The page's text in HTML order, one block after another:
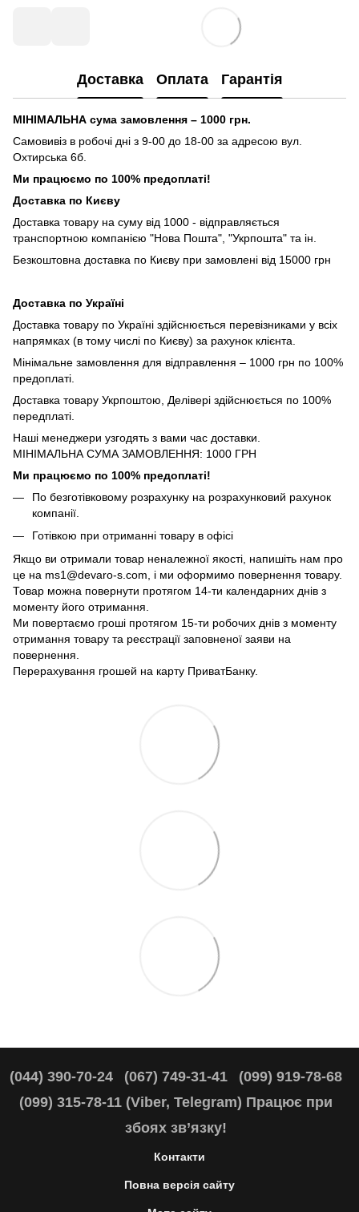
Доставка Оплата Гарантія
МІНІМАЛЬНА сума замовлення – 1000 грн.
Самовивіз в робочі дні з 9-00 до 18-00 за адресою вул.
Охтирська 6б.
Ми працюємо по 100% предоплаті!
Доставка по Києву
Доставка товару на суму від 1000 - відправляється
транспортною компанією "Нова Пошта", "Укрпошта" та ін.
Безкоштовна доставка по Києву при замовлені від 15000 грн
Доставка по Україні
Доставка товару по Україні здійснюється перевізниками у всіх
напрямках (в тому числі по Києву) за рахунок клієнта.
Мінімальне замовлення для відправлення – 1000 грн по 100%
предоплаті.
Доставка товару Укрпоштою, Делівері здійснюється по 100%
передплаті.
Наші менеджери узгодять з вами час доставки.
МІНІМАЛЬНА СУМА ЗАМОВЛЕННЯ: 1000 ГРН
Ми працюємо по 100% предоплаті!
По безготівковому розрахунку на розрахунковий рахунок
компанії.
Готівкою при отриманні товару в офісі
Якщо ви отримали товар неналежної якості, напишіть нам про
це на ms1@devaro-s.com, і ми оформимо повернення товару.
Товар можна повернути протягом 14-ти календарних днів з
моменту його отримання.
Ми повертаємо гроші протягом 15-ти робочих днів з моменту
отримання товару та реєстрації заповненої заяви на
повернення.
Перерахування грошей на карту ПриватБанку.
(044) 390-70-24 (067) 749-31-41
(099) 919-78-68
(099) 315-78-11 (Viber, Telegram) Працює при
збоях зв’язку!
Контакти
Повна версія сайту